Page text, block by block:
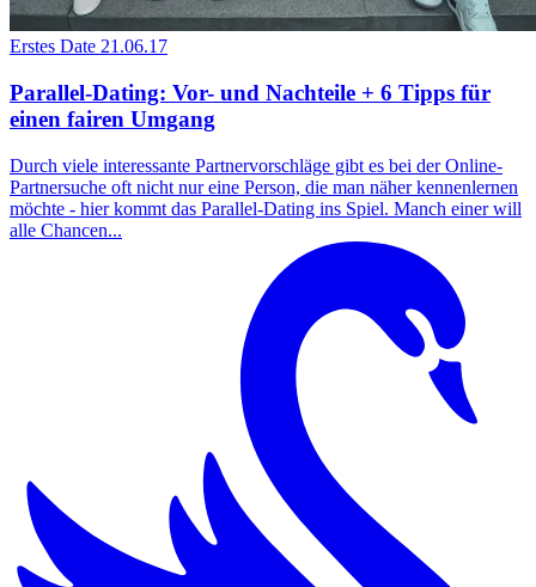
Erstes Date 21.06.17
Parallel-Dating: Vor- und Nachteile + 6 Tipps für
einen fairen Umgang
Durch viele interessante Partnervorschläge gibt es bei der Online-
Partnersuche oft nicht nur eine Person, die man näher kennenlernen
möchte - hier kommt das Parallel-Dating ins Spiel. Manch einer will
alle Chancen...